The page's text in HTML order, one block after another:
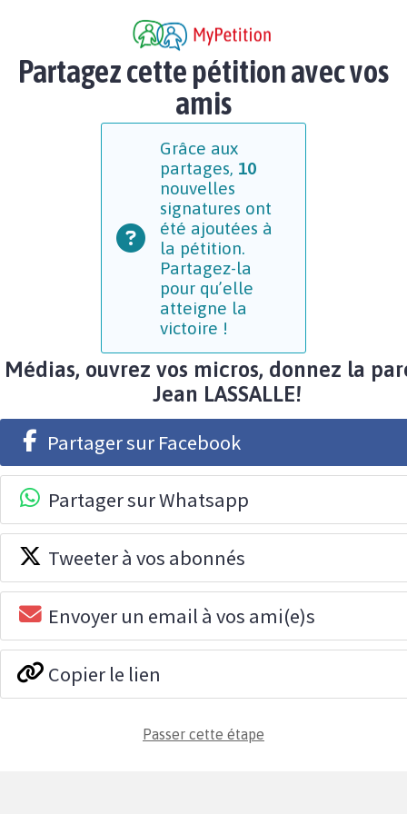
Partagez cette pétition avec vos
amis
Grâce aux
partages, 10
nouvelles
signatures ont
été ajoutées à
la pétition.
Partagez-la
pour qu’elle
atteigne la
victoire !
Médias, ouvrez vos micros, donnez la
Jean LASSALLE!
Partager sur Facebook
Partager sur Whatsapp
Tweeter à vos abonnés
Envoyer un email à vos ami(e)s
Copier le lien
Passer cette étape